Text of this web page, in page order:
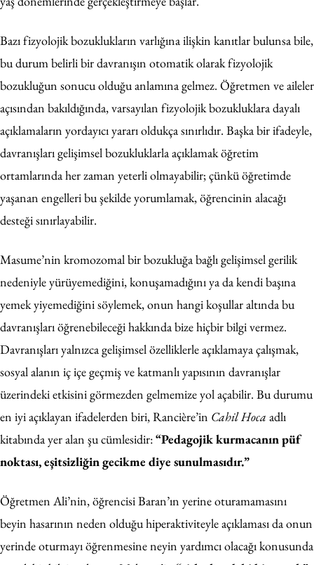
Bazı fizyolojik bozuklukların varlığına ilişkin kanıtlar bulunsa bile,
bu durum belirli bir davranışın otomatik olarak fizyolojik
bozukluğun sonucu olduğu anlamına gelmez. Öğretmen ve aileler
açısından bakıldığında, varsayılan fizyolojik bozukluklara dayalı
açıklamaların yordayıcı yararı oldukça sınırlıdır. Başka bir ifadeyle,
davranışları gelişimsel bozukluklarla açıklamak öğretim
ortamlarında her zaman yeterli olmayabilir; çünkü öğretimde
yaşanan engelleri bu şekilde yorumlamak, öğrencinin alacağı
desteği sınırlayabilir.
Masume’nin kromozomal bir bozukluğa bağlı gelişimsel gerilik
nedeniyle yürüyemediğini, konuşamadığını ya da kendi başına
yemek yiyemediğini söylemek, onun hangi koşullar altında bu
davranışları öğrenebileceği hakkında bize hiçbir bilgi vermez.
Davranışları yalnızca gelişimsel özelliklerle açıklamaya çalışmak,
sosyal alanın iç içe geçmiş ve katmanlı yapısının davranışlar
üzerindeki etkisini görmezden gelmemize yol açabilir. Bu durumu
en iyi açıklayan ifadelerden biri, Rancière’in Cahil Hoca adlı
kitabında yer alan şu cümlesidir:“Pedagojik kurmacanın püf
noktası, eşitsizliğin gecikme diye sunulmasıdır.”
Öğretmen Ali’nin, öğrencisi Baran’ın yerine oturamamasını
beyin hasarının neden olduğu hiperaktiviteyle açıklaması da onun
yerinde oturmayı öğrenmesine neyin yardımcı olacağı konusunda